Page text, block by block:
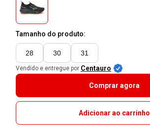
Tamanho do produto:
28 30 31
Vendido e entregue por Centauro
Comprar agora
Adicionar ao carrinho